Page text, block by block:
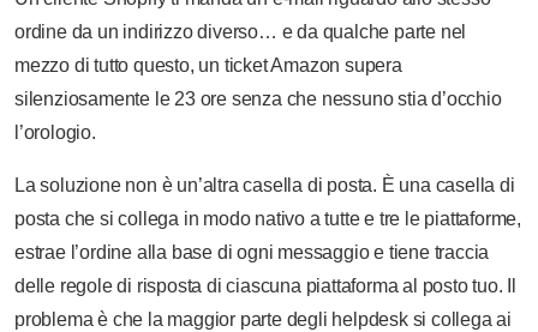
ordine da un indirizzo diverso… e da qualche parte nel
mezzo di tutto questo, un ticket Amazon supera
silenziosamente le 23 ore senza che nessuno stia d’occhio
l’orologio.
La soluzione non è un’altra casella di posta. È una casella di
posta che si collega in modo nativo a tutte e tre le piattaforme,
estrae l’ordine alla base di ogni messaggio e tiene traccia
delle regole di risposta di ciascuna piattaforma al posto tuo. Il
problema è che la maggior parte degli helpdesk si collega ai